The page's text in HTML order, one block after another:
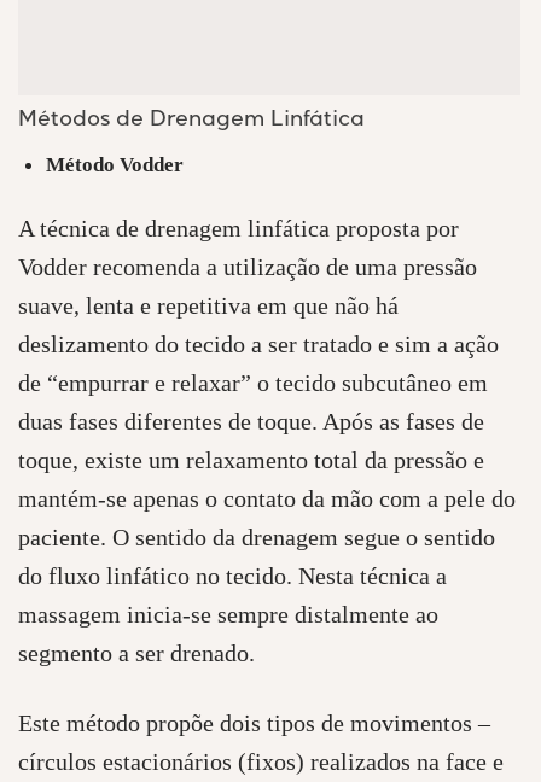
Métodos de Drenagem Linfática
Método Vodder
A técnica de drenagem linfática proposta por
Vodder recomenda a utilização de uma pressão
suave, lenta e repetitiva em que não há
deslizamento do tecido a ser tratado e sim a ação
de “empurrar e relaxar” o tecido subcutâneo em
duas fases diferentes de toque. Após as fases de
toque, existe um relaxamento total da pressão e
mantém-se apenas o contato da mão com a pele do
paciente. O sentido da drenagem segue o sentido
do fluxo linfático no tecido. Nesta técnica a
massagem inicia-se sempre distalmente ao
segmento a ser drenado.
Este método propõe dois tipos de movimentos –
círculos estacionários (fixos) realizados na face e